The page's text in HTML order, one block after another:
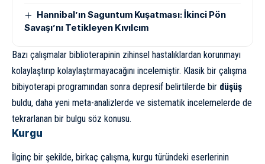
Hannibal’ın Saguntum Kuşatması: İkinci Pön
Savaşı’nı Tetikleyen Kıvılcım
Bazı çalışmalar biblioterapinin zihinsel hastalıklardan korunmayı
kolaylaştırıp kolaylaştırmayacağını incelemiştir. Klasik bir çalışma
bibiyoterapi programından sonra depresif belirtilerde bir düşüş
buldu, daha yeni meta-analizlerde ve sistematik incelemelerde de
tekrarlanan bir bulgu söz konusu.
Kurgu
İlginç bir şekilde, birkaç çalışma, kurgu türündeki eserlerinin